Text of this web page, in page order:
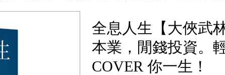
全息人生【大俠武
本業，閒錢投資。
COVER 你一生！